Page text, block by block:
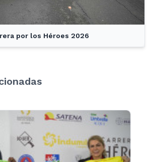
por los Héroes 2026